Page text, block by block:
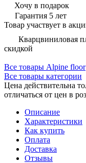
Хочу в подарок
Гарантия 5 лет
Товар участвует в
Кварцвиниловая
скидкой
Все товары Alpine floor
Все товары категории
Цена действительна
отличаться от цен в
Описание
Характеристики
Как купить
Оплата
Доставка
Отзывы